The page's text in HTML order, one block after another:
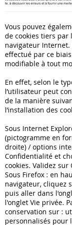
Vous pouvez
de cookies tiers par
navigateur Internet.
effectué par ce
modifiable à tout
En effet, selon le
l’utilisateur peut
de la manière
l’installation des
Sous Internet
(pictogramme en
droite) / options
Confidentialité et
cookies. Validez sur
Sous Firefox : en
navigateur, cliquez
puis aller dans
l'onglet Vie privée.
conservation sur :
personnalisés pour